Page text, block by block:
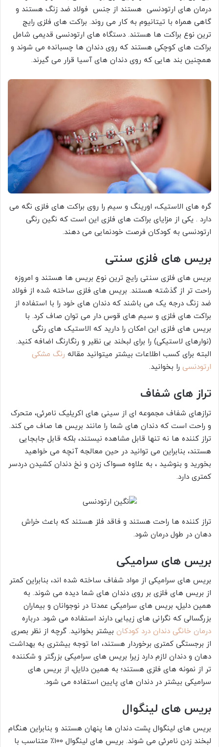
درمان های ارتودنسی هستند از جنس فولاد ضد زنگ هستند و
گاهی همراه با تیتانیوم به کار می روند. براکت های فلزی رایج
ترین نوع براکت ها هستند. دستگاه های ارتودنسی قدیمی شامل
براکت های کوچکی هستند که روی دندان ها چسبانده می شوند و
همچنین بند هایی که روی دندان های آسیا قرار می گیرند.
گره های الاستیک، اورینگ و سیم را روی براکت های فلزی نگه می
دارد . یکی از مزایای براکت های فلزی این است که نگین رنگی
ارتودنسی به کودکان فرصت خودنمایی می دهند.
بریس های فلزی سنتی
بریس های فلزی سنتی رایج ترین نوع بریس ها هستند و امروزه
راحت تر از گذشته هستند. بریس های فلزی ساخته شده از فولاد
ضد زنگ درجه یک می باشند که دندان های خود را با استفاده از
براکت های فلزی و سیم های قوس دار می توان صاف کرد. با
بریس های فلزی این امکان را دارید که الاستیک های رنگی
(نوارهای لاستیکی) را برای لبخند بی نظیر و رنگارنگ اضافه کنید.
البته برای کسب اطلاعات بیشتر میتوانید مقاله رنگ مشکی
ارتودنسی را بخوانید.
تراز های شفاف
ترازهای شفاف مجموعه ای از سینی های اکریلیک نامرئی، متحرک
و راحت است که دندان های شما را مانند بریس ها صاف می کند.
تراز کننده ها نه تنها قابل مشاهده نیستند، بلکه قابل جابجایی
هستند، بنابراین می توانید در حین معالجه آنچه می خواهید
بخورید و بنوشید ، به علاوه مسواک زدن و نخ دندان کشیدن دردسر
کمتری دارد.
تراز كننده ها راحت هستند و فاقد فلز هستند كه باعث خراش
دهان در طول درمان شود.
بریس های سرامیکی
بریس های سرامیکی از مواد شفاف ساخته شده اند، بنابراین کمتر
از بریس های فلزی بر روی دندان های شما دیده می شوند. به
همین دلیل، بریس های سرامیکی عمدتا در نوجوانان و بیماران
بزرگسالی که نگرانی های زیبایی دارند استفاده می شود. درباره
درمان خانگی دندان درد کودکان بیشتر بخوانید. گرچه از نظر بصری
از برجستگی کمتری برخوردار هستند، اما توجه بیشتری به بهداشت
دهان و دندان لازم دارد زیرا بریس های سرامیکی بزرگتر و شکننده
تر از نمونه های فلزی هستند؛ به همین دلایل، از بریس های
سرامیکی بیشتر در دندان های پایین استفاده می شود.
بریس های لینگوال
بریس های لینگوال پشت دندان ها پنهان هستند و بنابراین هنگام
لبخند زدن نامرئی می شوند. بریس های لینگوال 100٪ متناسب با